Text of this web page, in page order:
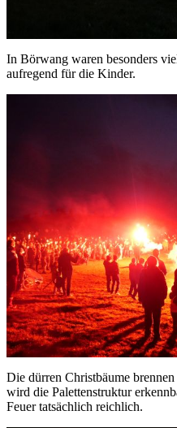
In Börwang waren besonders
aufregend für die Kinder.
Die dürren Christbäume
wird die Palettenstruktur
Feuer tatsächlich reichlich.